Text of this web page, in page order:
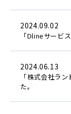
2024.09.02
「Dlineサービ
2024.06.13
「株式会社ラ
た。